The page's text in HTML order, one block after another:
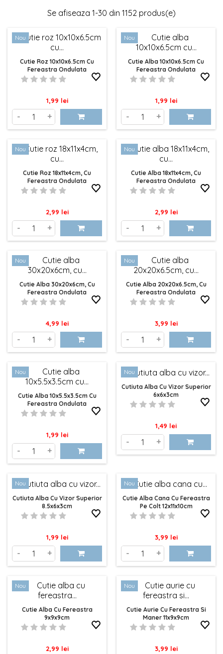
Se afiseaza 1-30 din 1152 produs(e)
Nou
Cutie Roz 10x10x6.5cm Cu
Fereastra Ondulata
Pret
1,99 lei
- +
Nou
Cutie Alba 10x10x6.5cm Cu
Fereastra Ondulata
Pret
1,99 lei
- +
Nou
Cutie Roz 18x11x4cm, Cu
Fereastra Ondulata
Pret
2,99 lei
- +
Nou
Cutie Alba 18x11x4cm, Cu
Fereastra Ondulata
Pret
2,99 lei
- +
Nou
Cutie Alba 30x20x6cm, Cu
Fereastra Ondulata
Pret
4,99 lei
- +
Nou
Cutie Alba 20x20x6.5cm, Cu
Fereastra Ondulata
Pret
3,99 lei
- +
Nou
Cutie Alba 10x5.5x3.5cm Cu
Fereastra Ondulata
Pret
1,99 lei
- +
Nou
Cutiuta Alba Cu Vizor Superior
6x6x3cm
Pret
1,49 lei
- +
Nou
Cutiuta Alba Cu Vizor Superior
8.5x6x3cm
Pret
1,99 lei
- +
Nou
Cutie Alba Cana Cu Fereastra
Pe Colt 12x11x10cm
Pret
3,99 lei
- +
Nou
Cutie Alba Cu Fereastra
9x9x9cm
Pret
2,99 lei
Nou
Cutie Aurie Cu Fereastra Si
Maner 11x9x9cm
Pret
3,99 lei